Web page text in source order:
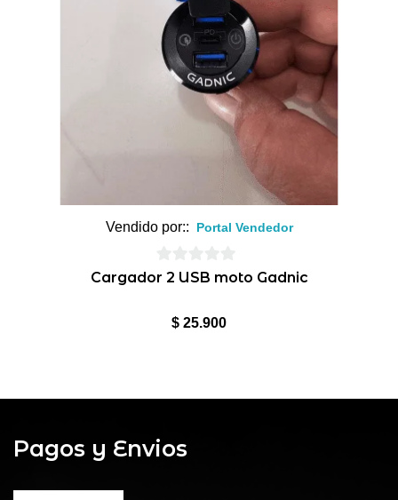
Vendido por:: Portal Vendedor
0
Cargador 2 USB moto Gadnic
$ 25.900
Pagos y Envios